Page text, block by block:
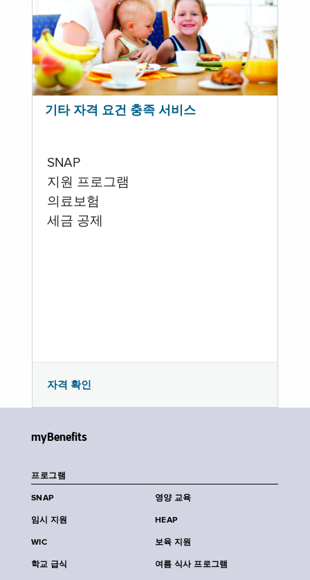
기타 자격 요건 충족 서비스
SNAP
지원 프로그램
의료보험
세금 공제
자격 확인
myBenefits
프로그램
SNAP 영양 교육
임시 지원 HEAP
WIC 보육 지원
학교 급식 여름 식사 프로그램